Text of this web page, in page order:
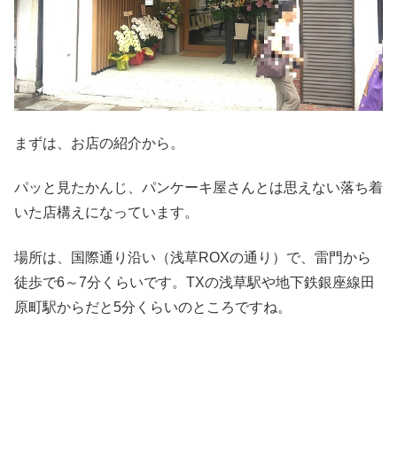
まずは、お店の紹介から。
パッと見たかんじ、パンケーキ屋さんとは思えない落ち着
いた店構えになっています。
場所は、国際通り沿い（浅草ROXの通り）で、雷門から
徒歩で6～7分くらいです。TXの浅草駅や地下鉄銀座線田
原町駅からだと5分くらいのところですね。